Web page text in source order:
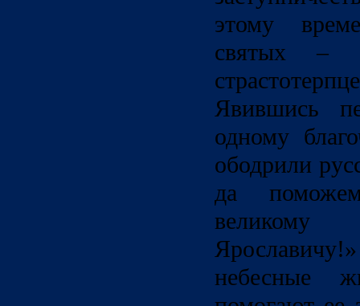
этому
святых –
Явившись
одному
ободрили
да
великому
небесные